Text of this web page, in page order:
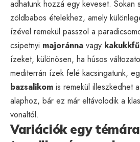
adhatunk hozzá egy keveset. Sokan
zöldbabos ételekhez, amely
ízével remekül passzol a
csipetnyi majoránna vagy kakukkfű
ízeket, különösen, ha húsos
mediterrán ízek felé kacsingatunk,
bazsalikom is remekül illeszkedhet
alaphoz, bár ez már eltávolodik a
vonaltól.
Variációk egy